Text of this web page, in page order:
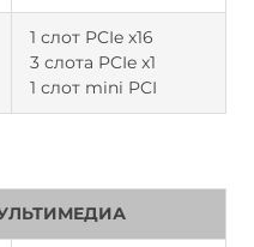
1 слот PCIe x16
3 слота PCIe x1
1 слот mini PCI